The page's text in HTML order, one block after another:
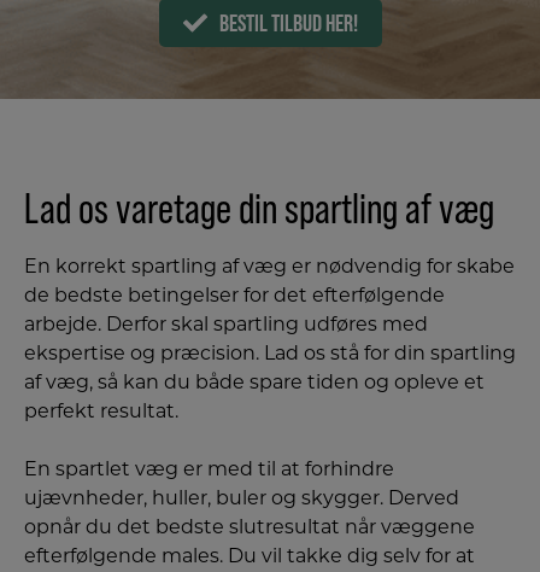
BESTIL TILBUD HER!
Lad os varetage din spartling af væg
En korrekt spartling af væg er nødvendig for skabe
de bedste betingelser for det efterfølgende
arbejde. Derfor skal spartling udføres med
ekspertise og præcision. Lad os stå for din spartling
af væg, så kan du både spare tiden og opleve et
perfekt resultat.
En spartlet væg er med til at forhindre
ujævnheder, huller, buler og skygger. Derved
opnår du det bedste slutresultat når væggene
efterfølgende males. Du vil takke dig selv for at